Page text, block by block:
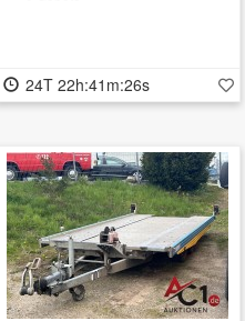
24T 22h:41m:25s